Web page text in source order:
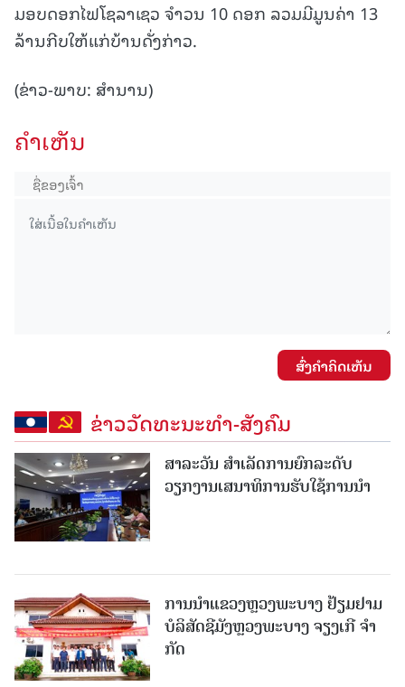
ມອບດອກໄຟໂຊລາເຊວ ຈຳວນ 10 ດອກ ລວມມີມູນຄ່າ 13
ລ້ານກີບໃຫ້ແກ່ບ້ານດັ່ງກ່າວ.
(ຂ່າວ-ພາບ: ສຳນານ)
ຄໍາເຫັນ
ສົ່ງຄໍາຄິດເຫັນ
ຂ່າວວັດທະນະທຳ-ສັງຄົມ
ສາລະວັນ ສໍາເລັດການຍົກລະດັບ
ວຽກງານເສນາທິການຮັບໃຊ້ການນໍາ
ການນຳແຂວງຫຼວງພະບາງ ຢ້ຽມ​ຢາມ
ບໍ​ລິ​ສັດຊີມັງຫຼວງພະບາງ ຈຽງເກີ ຈໍາ
ກັດ